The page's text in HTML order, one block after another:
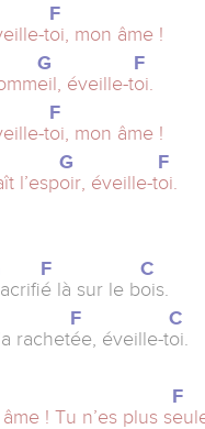
F
toi, mon âme !
G
F
eil, éveille-toi.
F
toi, mon âme !
G
F
l’espoir, éveille-toi.
F
C
é là sur le bois.
F
C
rachetée, éveille-toi.
F
! Tu n’es plus s